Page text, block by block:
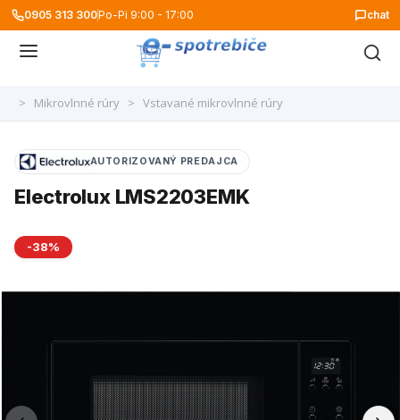
0905 313 300Po-Pi 9:00 - 17:00 chat
> Mikrovlnné rúry > Vstavané mikrovlnné rúry
-38%
AUTORIZOVANÝ PREDAJCA
Electrolux LMS2203EMK